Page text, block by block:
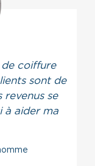
de coiffure
sont de
revenus se
à aider ma